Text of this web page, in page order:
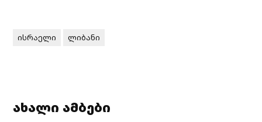
ისრაელი ლიბანი
ახალი ამბები